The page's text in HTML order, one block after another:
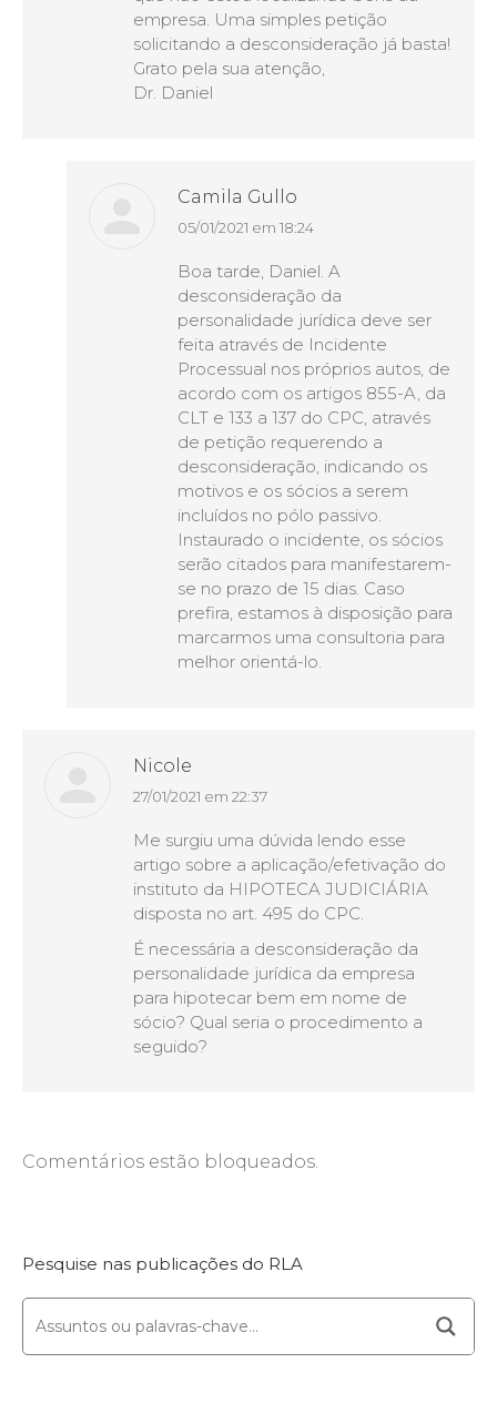
empresa. Uma simples petição
solicitando a desconsideração já basta!
Grato pela sua atenção,
Dr. Daniel
Camila Gullo
disse:
05/01/2021 em 18:24
Boa tarde, Daniel. A
desconsideração da
personalidade jurídica deve ser
feita através de Incidente
Processual nos próprios autos, de
acordo com os artigos 855-A, da
CLT e 133 a 137 do CPC, através
de petição requerendo a
desconsideração, indicando os
motivos e os sócios a serem
incluídos no pólo passivo.
Instaurado o incidente, os sócios
serão citados para manifestarem-
se no prazo de 15 dias. Caso
prefira, estamos à disposição para
marcarmos uma consultoria para
melhor orientá-lo.
Nicole
disse:
27/01/2021 em 22:37
Me surgiu uma dúvida lendo esse
artigo sobre a aplicação/efetivação do
instituto da HIPOTECA JUDICIÁRIA
disposta no art. 495 do CPC.
É necessária a desconsideração da
personalidade jurídica da empresa
para hipotecar bem em nome de
sócio? Qual seria o procedimento a
seguido?
Comentários estão bloqueados.
Pesquise nas publicações do RLA